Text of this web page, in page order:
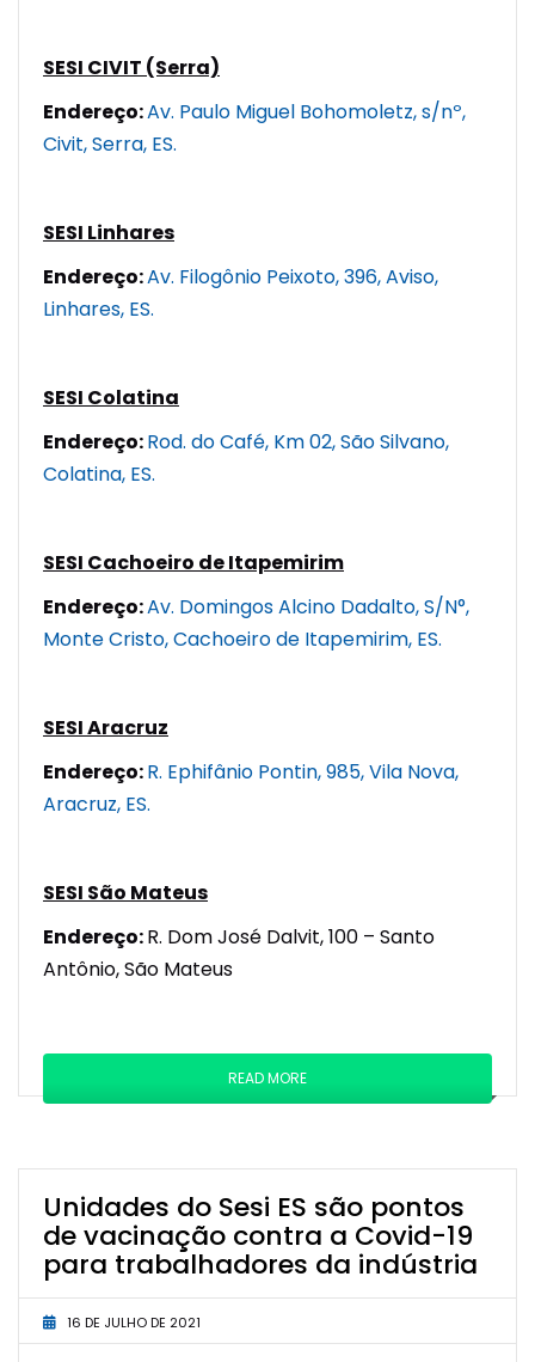
SESI CIVIT (Serra)
Endereço:Av. Paulo Miguel Bohomoletz, s/nº,
Civit, Serra, ES.
SESI Linhares
Endereço:Av. Filogônio Peixoto, 396, Aviso,
Linhares, ES.
SESI Colatina
Endereço:Rod. do Café, Km 02, São Silvano,
Colatina, ES.
SESI Cachoeiro de Itapemirim
Endereço:Av. Domingos Alcino Dadalto, S/N°,
Monte Cristo, Cachoeiro de Itapemirim, ES.
SESI Aracruz
Endereço:R. Ephifânio Pontin, 985, Vila Nova,
Aracruz, ES.
SESI São Mateus
Endereço:R. Dom José Dalvit, 100 – Santo
Antônio, São Mateus
READ MORE
Unidades do Sesi ES são pontos
de vacinação contra a Covid-19
para trabalhadores da indústria
16 DE JULHO DE 2021